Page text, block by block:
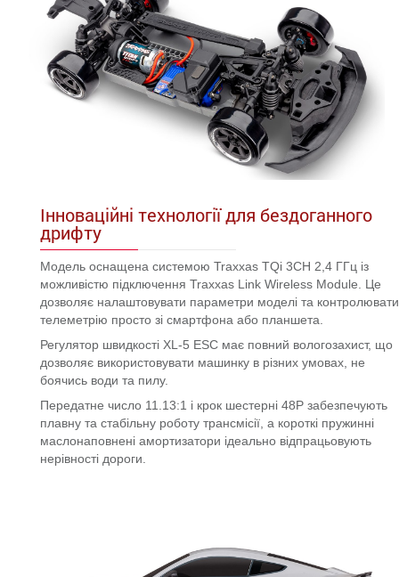
Інноваційні технології для бездоганного
дрифту
Модель оснащена системою Traxxas TQi 3CH 2,4 ГГц із
можливістю підключення Traxxas Link Wireless Module. Це
дозволяє налаштовувати параметри моделі та контролювати
телеметрію просто зі смартфона або планшета.
Регулятор швидкості XL-5 ESC має повний вологозахист, що
дозволяє використовувати машинку в різних умовах, не
боячись води та пилу.
Передатне число 11.13:1 і крок шестерні 48P забезпечують
плавну та стабільну роботу трансмісії, а короткі пружинні
маслонаповнені амортизатори ідеально відпрацьовують
нерівності дороги.